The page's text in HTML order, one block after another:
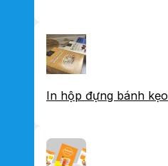
In hộp đựng bánh kẹo